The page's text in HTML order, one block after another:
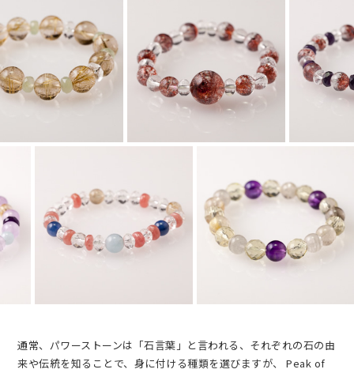
通常、パワーストーンは「石言葉」と言われる、それぞれの石の由
来や伝統を知ることで、身に付ける種類を選びますが、
Peak of